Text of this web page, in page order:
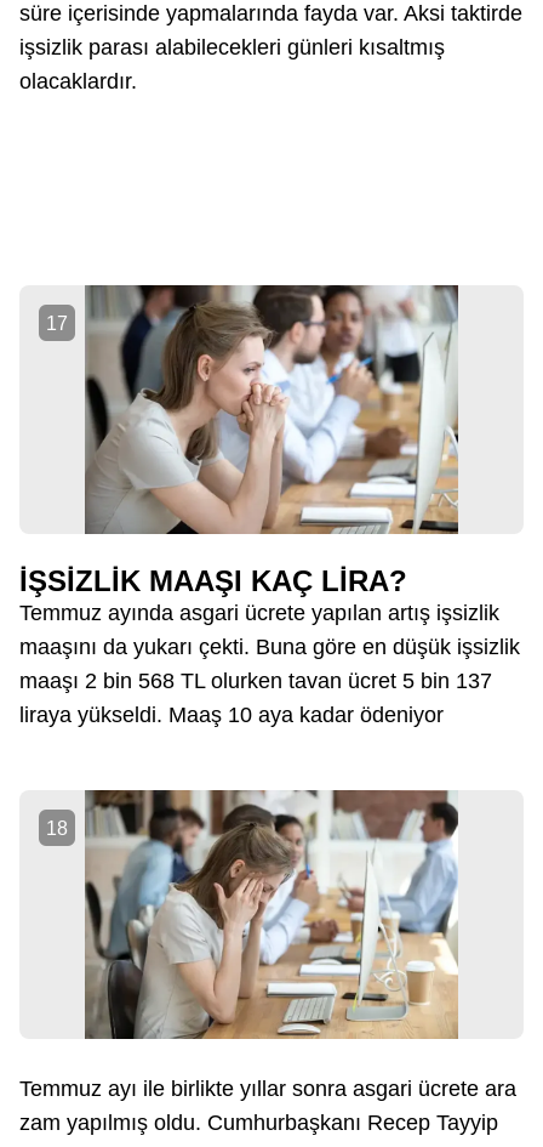
süre içerisinde yapmalarında fayda var. Aksi taktirde
işsizlik parası alabilecekleri günleri kısaltmış
olacaklardır.
17
İŞSİZLİK MAAŞI KAÇ LİRA?
Temmuz ayında asgari ücrete yapılan artış işsizlik
maaşını da yukarı çekti. Buna göre en düşük işsizlik
maaşı 2 bin 568 TL olurken tavan ücret 5 bin 137
liraya yükseldi. Maaş 10 aya kadar ödeniyor
18
Temmuz ayı ile birlikte yıllar sonra asgari ücrete ara
zam yapılmış oldu. Cumhurbaşkanı Recep Tayyip